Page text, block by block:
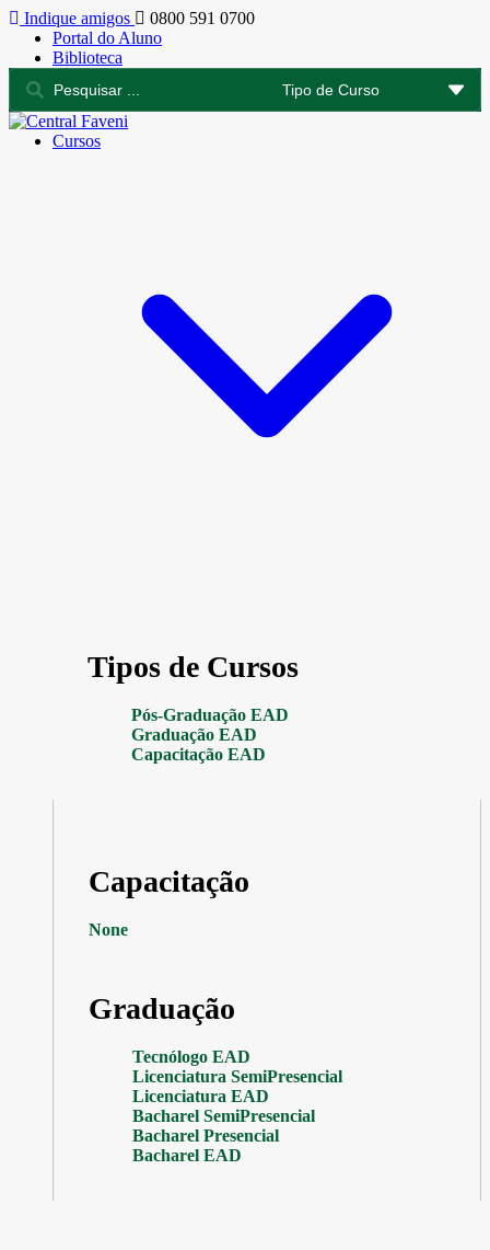
Indique amigos
0800 591 0700
Portal do Aluno
Biblioteca
Cursos
Tipos de Cursos
Pós-Graduação EAD
Graduação EAD
Capacitação EAD
Capacitação
None
Graduação
Tecnólogo EAD
Licenciatura SemiPresencial
Licenciatura EAD
Bacharel SemiPresencial
Bacharel Presencial
Bacharel EAD